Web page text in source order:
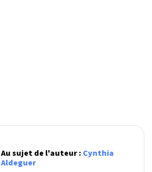
Au sujet de l'auteur : Cynthia
Aldeguer